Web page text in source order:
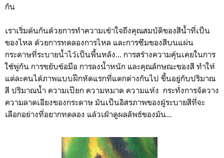
กัน
เราเริ่มต้นกันด้วยการทำความเข้าใจถึงคุณสมบัติของสีน้ำที่เป็น
ของไหล ด้วยการทดลองการไหล และการซึมของสีบนแผ่น
กระดาษที่ระบายน้ำไว้เป็นพื้นหลัง... การสร้างความคุ้นเคยในการ
ใช้พู่กัน การขยับข้อมือ การลงน้ำหนัก และคุณลักษณะของสี ทำให้
แต่ละคนได้ภาพแบบฝึกหัดแรกที่แตกต่างกันไป ขึ้นอยู่กับปริมาณ
สี ปริมาณน้ำ ความเปียก ความหมาด ความแห้ง กระทั่งการจัดวาง
ความลาดเอียงของกระดาษ มันเป็นอิสรภาพของผู้ระบายสีที่จะ
เลือกอย่างที่อยากทดลอง แล้วเฝ้าดูผลลัพธ์ของมัน...